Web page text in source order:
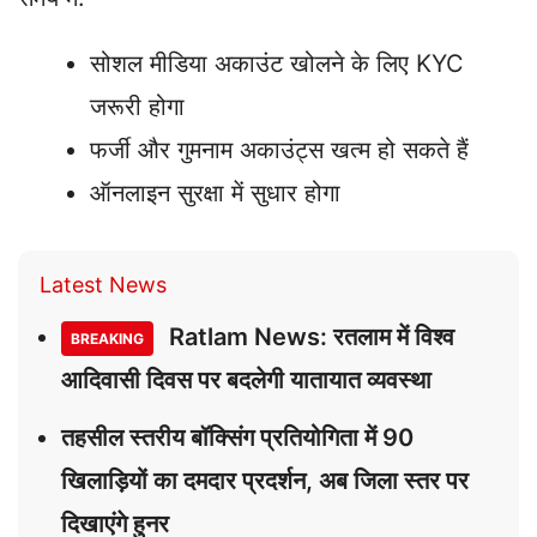
सोशल मीडिया अकाउंट खोलने के लिए KYC
जरूरी होगा
फर्जी और गुमनाम अकाउंट्स खत्म हो सकते हैं
ऑनलाइन सुरक्षा में सुधार होगा
Latest News
BREAKING
Ratlam News: रतलाम में विश्व
आदिवासी दिवस पर बदलेगी यातायात व्यवस्था
तहसील स्तरीय बॉक्सिंग प्रतियोगिता में 90
खिलाड़ियों का दमदार प्रदर्शन, अब जिला स्तर पर
दिखाएंगे हुनर